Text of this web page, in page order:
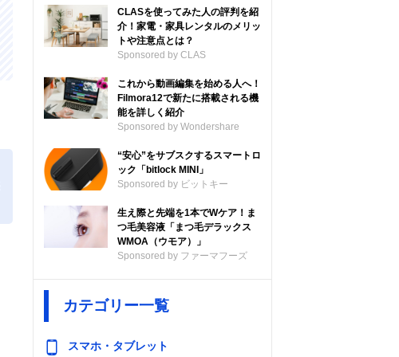
CLASを使ってみた人の評判を紹
介！家電・家具レンタルのメリッ
トや注意点とは？
Sponsored by CLAS
これから動画編集を始める人へ！
Filmora12で新たに搭載される機
能を詳しく紹介
Sponsored by Wondershare
“安心”をサブスクするスマートロ
ック「bitlock MINI」
Sponsored by ビットキー
生え際と先端を1本でWケア！ま
つ毛美容液「まつ毛デラックス
WMOA（ウモア）」
Sponsored by ファーマフーズ
カテゴリー一覧
スマホ・タブレット